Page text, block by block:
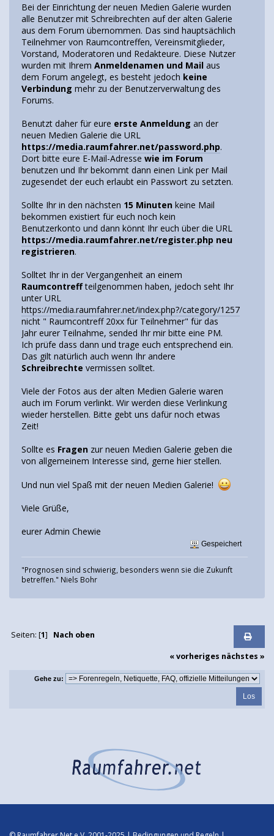
Bei der Einrichtung der neuen Medien Galerie wurden
alle Benutzer mit Schreibrechten auf der alten Galerie
aus dem Forum übernommen. Das sind hauptsächlich
Teilnehmer von Raumcontreffen, Vereinsmitglieder,
Vorstand, Moderatoren und Redakteure. Diese Nutzer
wurden mit Ihrem Anmeldenamen und Mail aus
dem Forum angelegt, es besteht jedoch keine
Verbindung mehr zu der Benutzerverwaltung des
Forums.
Benutzt daher für eure erste Anmeldung an der
neuen Medien Galerie die URL
https://media.raumfahrer.net/password.php.
Dort bitte eure E-Mail-Adresse wie im Forum
benutzen und Ihr bekommt dann einen Link per Mail
zugesendet der euch erlaubt ein Passwort zu setzten.
Sollte Ihr in den nächsten 15 Minuten keine Mail
bekommen existiert für euch noch kein
Benutzerkonto und dann könnt Ihr euch über die URL
https://media.raumfahrer.net/register.php neu
registrieren.
Solltet Ihr in der Vergangenheit an einem
Raumcontreffteilgenommen haben, jedoch seht Ihr
unter URL
https://media.raumfahrer.net/index.php?/category/1257
nicht " Raumcontreff 20xx für Teilnehmer" für das
Jahr eurer Teilnahme, sended Ihr mir bitte eine PM.
Ich prüfe dass dann und trage euch entsprechend ein.
Das gilt natürlich auch wenn Ihr andere
Schreibrechte vermissen solltet.
Viele der Fotos aus der alten Medien Galerie waren
auch im Forum verlinkt. Wir werden diese Verlinkung
wieder herstellen. Bitte gebt uns dafür noch etwas
Zeit!
Sollte es Fragen zur neuen Medien Galerie geben die
von allgemeinem Interesse sind, gerne hier stellen.
Und nun viel Spaß mit der neuen Medien Galerie!
Viele Grüße,
eurer Admin Chewie
Gespeichert
"Prognosen sind schwierig, besonders wenn sie die Zukunft
betreffen." Niels Bohr
Seiten: [1] Nach oben
« vorheriges nächstes »
Gehe zu: